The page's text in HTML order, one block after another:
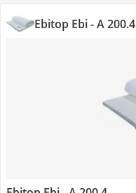
Ebitop Ebi - A 200.4